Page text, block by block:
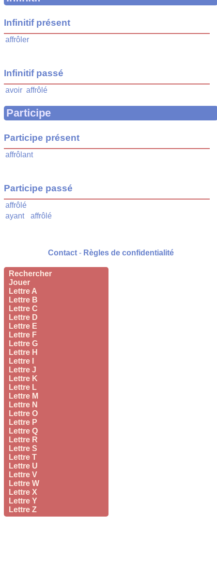
Rechercher
Jouer
Lettre A
Lettre B
Lettre C
Lettre D
Lettre E
Lettre F
Lettre G
Lettre H
Lettre I
Lettre J
Lettre K
Lettre L
Lettre M
Lettre N
Lettre O
Lettre P
Lettre Q
Lettre R
Lettre S
Lettre T
Lettre U
Lettre V
Lettre W
Lettre X
Lettre Y
Lettre Z
Infinitif présent
affrôler
Infinitif passé
avoir affrôlé
Participe
Participe présent
affrôlant
Participe passé
affrôlé
ayant
affrôlé
Contact - Règles de confidentialité